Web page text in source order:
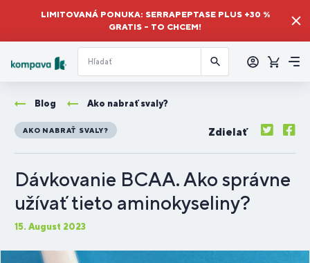
LIMITOVANÁ PONUKA: SERRAPEPTASE PLUS +30 %
GRATIS – TO CHCEM!
sa
Košík
Blog Ako nabrať svaly?
AKO NABRAŤ SVALY? Zdielať
Dávkovanie BCAA. Ako správne
užívať tieto aminokyseliny?
15. August 2023